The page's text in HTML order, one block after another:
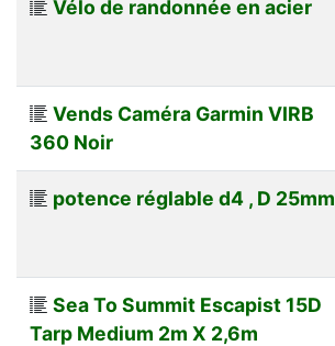
Vélo de randonnée en acier
Vends Caméra Garmin VIRB
360 Noir
potence réglable d4 , D 25mm
Sea To Summit Escapist 15D
Tarp Medium 2m X 2,6m